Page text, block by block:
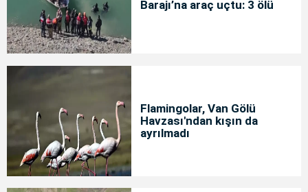
Barajı’na araç uçtu: 3 ölü
Flamingolar, Van Gölü
Havzası'ndan kışın da
ayrılmadı